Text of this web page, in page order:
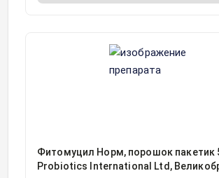
Фитомуцил Норм, порошок пакетик
Probiotics International Ltd,